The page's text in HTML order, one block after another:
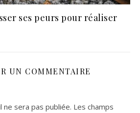
ses peurs pour réaliser
UN COMMENTAIRE
sera pas publiée. Les champs